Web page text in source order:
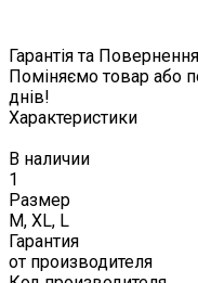
Гарантія та Повернення
Поміняємо товар або
днів!
Характеристики
В наличии
1
Размер
M, XL, L
Гарантия
от производителя